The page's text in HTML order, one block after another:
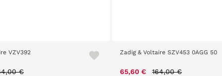
VZV392
reduced from
€
Zadig & Voltaire SZV453 0AGG 50
65,60 € Price reduced from
164,00 €